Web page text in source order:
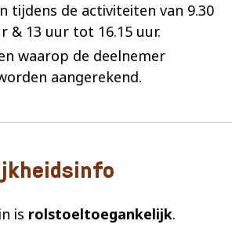
tijdens de activiteiten van 9.30
& 13 uur tot 16.15 uur.
waarop de deelnemer
aangerekend.
is rolstoeltoegankelijk.